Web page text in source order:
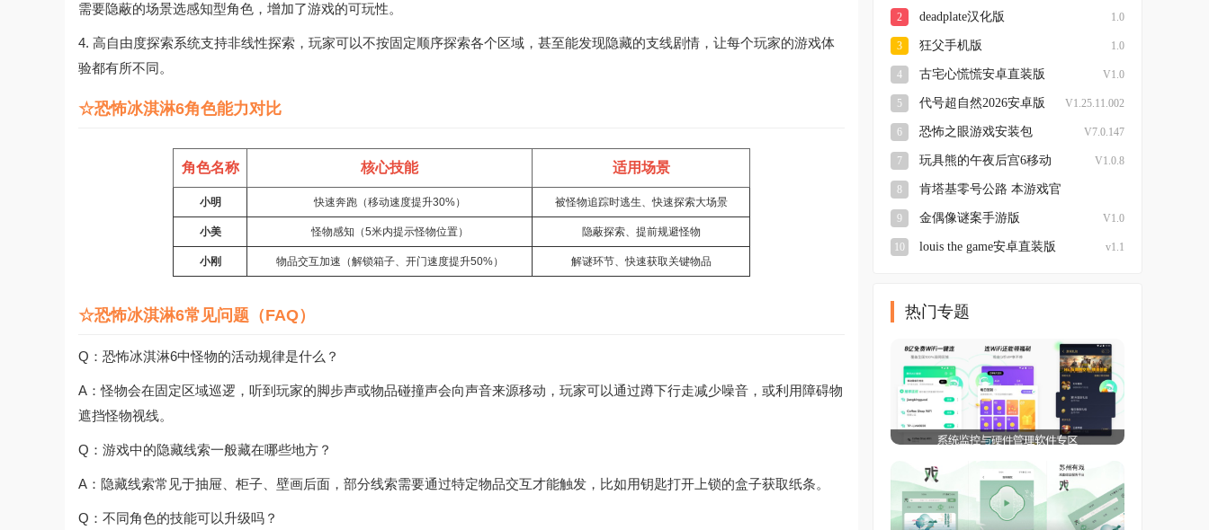
需要隐蔽的场景选感知型角色，增加了游戏的可玩性。
4. 高自由度探索系统支持非线性探索，玩家可以不按固定顺序探索各个区域，甚至能发现隐藏的支线剧情，让每个玩家的游戏体
验都有所不同。
☆恐怖冰淇淋6角色能力对比
角色名称 核心技能 适用场景
小明 快速奔跑（移动速度提升30%） 被怪物追踪时逃生、快速探索大场景
小美 怪物感知（5米内提示怪物位置） 隐蔽探索、提前规避怪物
小刚 物品交互加速（解锁箱子、开门速度提升50%） 解谜环节、快速获取关键物品
☆恐怖冰淇淋6常见问题（FAQ）
Q：恐怖冰淇淋6中怪物的活动规律是什么？
A：怪物会在固定区域巡逻，听到玩家的脚步声或物品碰撞声会向声音来源移动，玩家可以通过蹲下行走减少噪音，或利用障碍物
遮挡怪物视线。
Q：游戏中的隐藏线索一般藏在哪些地方？
A：隐藏线索常见于抽屉、柜子、壁画后面，部分线索需要通过特定物品交互才能触发，比如用钥匙打开上锁的盒子获取纸条。
Q：不同角色的技能可以升级吗？
2 deadplate汉化版 1.0
3 狂父手机版 1.0
4 古宅心慌慌安卓直装版 V1.0
5 代号超自然2026安卓版 V1.25.11.002
6 恐怖之眼游戏安装包 V7.0.147
7
玩具熊的午夜后宫6移动
V1.0.8
8
肯塔基零号公路 本游戏官
9
金偶像谜案手游版 V1.0
10 louis the game安卓直装版 v1.1
热门专题